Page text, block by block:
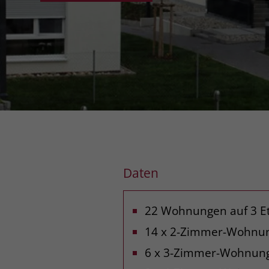
Daten
22 Wohnungen auf 3
14 x 2-Zimmer-
6 x 3-Zimmer-